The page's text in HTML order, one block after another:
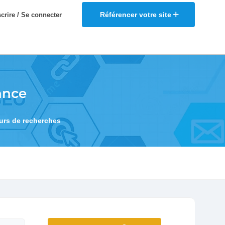
Référencer votre site
/ Se connecter
de recherches